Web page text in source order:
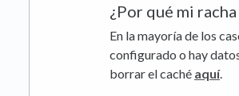
¿Por qué mi
En la mayoría de los
configurado o hay
borrar el caché aquí.